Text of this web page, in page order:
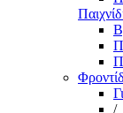
/